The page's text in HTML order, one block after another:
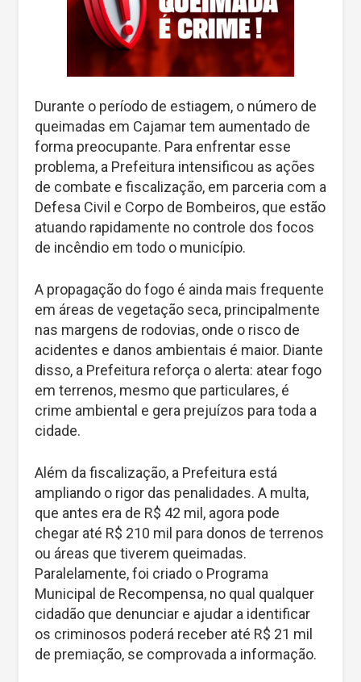
Durante o período de estiagem, o número de
queimadas em Cajamar tem aumentado de
forma preocupante. Para enfrentar esse
problema, a Prefeitura intensificou as ações
de combate e fiscalização, em parceria com a
Defesa Civil e Corpo de Bombeiros, que estão
atuando rapidamente no controle dos focos
de incêndio em todo o município.
A propagação do fogo é ainda mais frequente
em áreas de vegetação seca, principalmente
nas margens de rodovias, onde o risco de
acidentes e danos ambientais é maior. Diante
disso, a Prefeitura reforça o alerta: atear fogo
em terrenos, mesmo que particulares, é
crime ambiental e gera prejuízos para toda a
cidade.
Além da fiscalização, a Prefeitura está
ampliando o rigor das penalidades. A multa,
que antes era de R$ 42 mil, agora pode
chegar até R$ 210 mil para donos de terrenos
ou áreas que tiverem queimadas.
Paralelamente, foi criado o Programa
Municipal de Recompensa, no qual qualquer
cidadão que denunciar e ajudar a identificar
os criminosos poderá receber até R$ 21 mil
de premiação, se comprovada a informação.